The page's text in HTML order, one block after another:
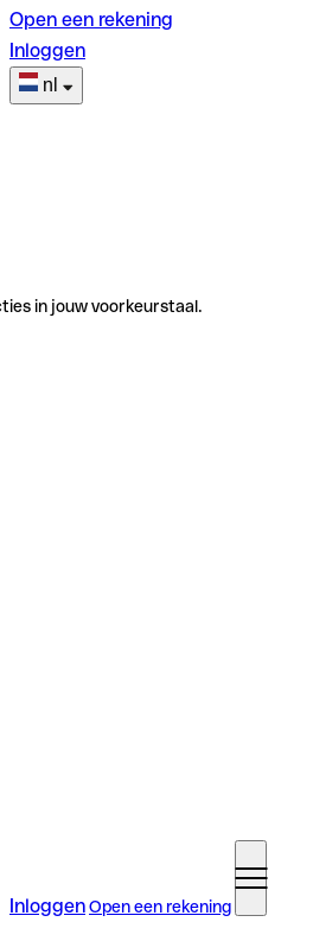
Open een rekening
Inloggen
nl
in jouw voorkeurstaal.
InloggenOpen een rekening